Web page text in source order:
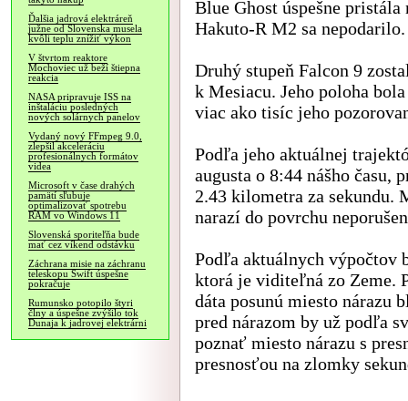
Ďalšia jadrová elektráreň
južne od Slovenska musela
kvôli teplu znížiť výkon
V štvrtom reaktore
Mochoviec už beží štiepna
reakcia
NASA pripravuje ISS na
inštaláciu posledných
nových solárnych panelov
Vydaný nový FFmpeg 9.0,
zlepšil akceleráciu
profesionálnych formátov
videa
Microsoft v čase drahých
pamätí sľubuje
optimalizovať spotrebu
RAM vo Windows 11
Slovenská sporiteľňa bude
mať cez víkend odstávku
Záchrana misie na záchranu
teleskopu Swift úspešne
pokračuje
Rumunsko potopilo štyri
člny a úspešne zvýšilo tok
Dunaja k jadrovej elektrárni
Blue Ghost úspešne
Hakuto-R M2 sa nepodarilo.
Druhý stupeň Falcon 9
k Mesiacu. Jeho poloha
viac ako tisíc jeho
Podľa jeho aktuálnej
augusta o 8:44 nášho času,
2.43 kilometra za sekundu.
narazí do povrchu
Podľa aktuálnych výpočtov
ktorá je viditeľná zo Zeme.
dáta posunú miesto nárazu
pred nárazom by už podľa
poznať miesto nárazu s
presnosťou na zlomky